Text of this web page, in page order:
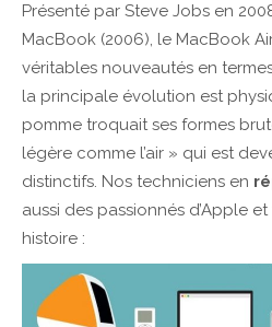
Présenté par Steve Jobs en
MacBook (2006), le MacBook
véritables nouveautés en
la principale évolution est
pomme troquait ses formes
légère comme l’air » qui est
distinctifs. Nos techniciens en
aussi des passionnés d’Apple
histoire :